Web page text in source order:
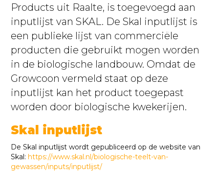
Products uit Raalte, is toegevoegd aan
inputlijst van SKAL. De Skal inputlijst is
een publieke lijst van commerciële
producten die gebruikt mogen worden
in de biologische landbouw. Omdat de
Growcoon vermeld staat op deze
inputlijst kan het product toegepast
worden door biologische kwekerijen.
Skal inputlijst
De Skal inputlijst wordt gepubliceerd op de website van
Skal: https://www.skal.nl/biologische-teelt-van-
gewassen/inputs/inputlijst/